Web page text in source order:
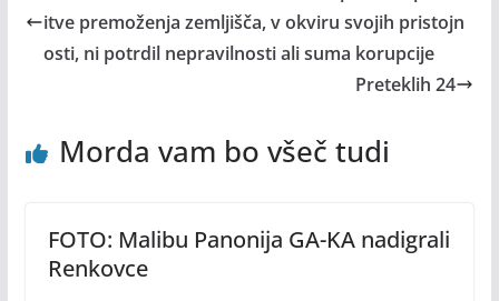
itve premoženja zemljišča, v okviru svojih pristojn
osti, ni potrdil nepravilnosti ali suma korupcije
Preteklih 24
Morda vam bo všeč tudi
FOTO: Malibu Panonija GA-KA nadigrali
Renkovce